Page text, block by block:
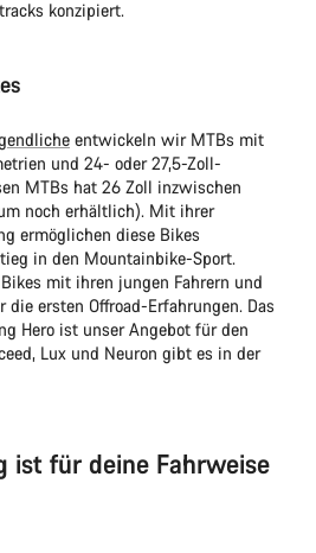
konzipiert.
entwickeln wir MTBs mit
und 24- oder 27,5-Zoll-
MTBs hat 26 Zoll inzwischen
noch erhältlich). Mit ihrer
ermöglichen diese Bikes
in den Mountainbike-Sport.
mit ihren jungen Fahrern und
ersten Offroad-Erfahrungen. Das
Hero ist unser Angebot für den
Lux und Neuron gibt es in der
ist für deine Fahrweise